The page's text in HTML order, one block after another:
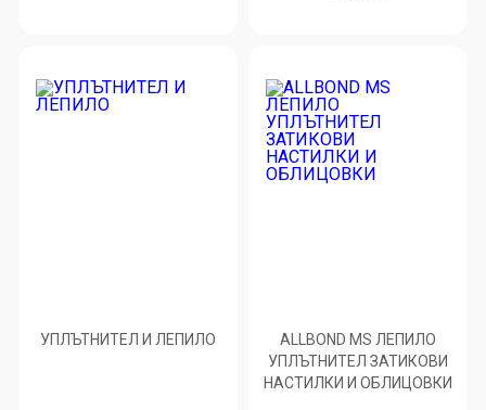
УПЛЪТНИТЕЛ И ЛЕПИЛО
ALLBOND MS ЛЕПИЛО
УПЛЪТНИТЕЛ ЗАТИКОВИ
НАСТИЛКИ И ОБЛИЦОВКИ